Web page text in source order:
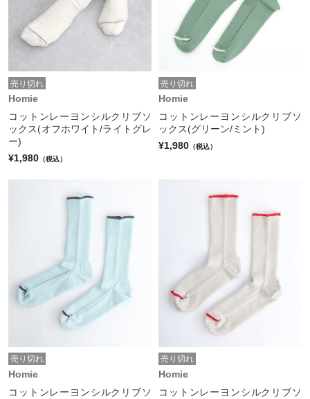
売り切れ
Homie
コットンレーヨンシルクリブソ
ックス(オフホワイト/ライトグレ
ー)
¥1,980 （税込）
売り切れ
Homie
コットンレーヨンシルクリブソ
ックス(グリーン/ミント)
¥1,980 （税込）
売り切れ
Homie
コットンレーヨンシルクリブソ
売り切れ
Homie
コットンレーヨンシルクリブソ